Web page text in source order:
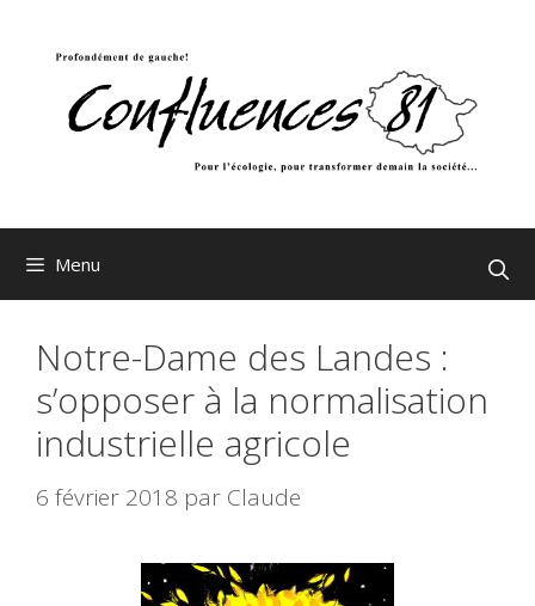
Menu
Notre-Dame des Landes :
s’opposer à la normalisation
industrielle agricole
6 février 2018 par Claude